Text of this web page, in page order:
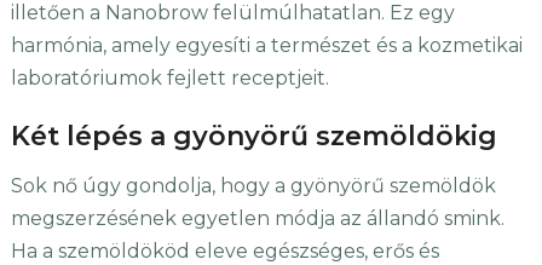
illetően a Nanobrow felülmúlhatatlan. Ez egy
harmónia, amely egyesíti a természet és a kozmetikai
laboratóriumok fejlett receptjeit.
Két lépés a gyönyörű szemöldökig
Sok nő úgy gondolja, hogy a gyönyörű szemöldök
megszerzésének egyetlen módja az állandó smink.
Ha a szemöldököd eleve egészséges, erős és